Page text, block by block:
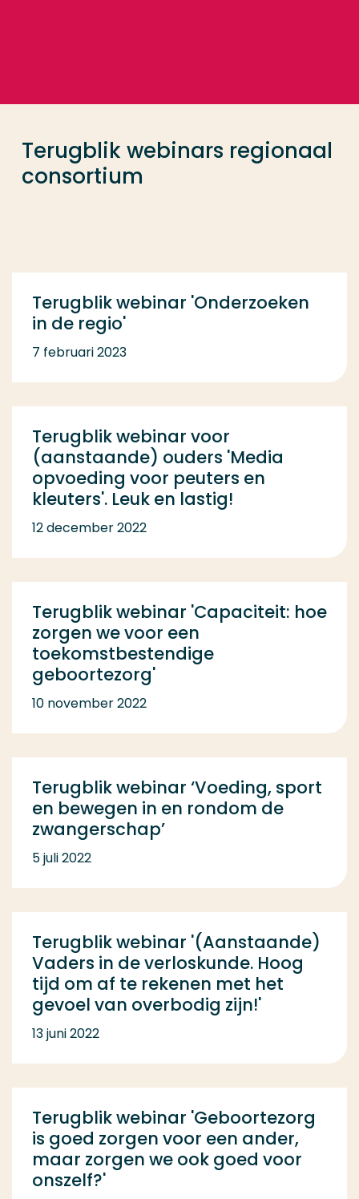
Terugblik webinars regionaal
consortium
Terugblik webinar 'Onderzoeken
in de regio'
7 februari 2023
Terugblik webinar voor
(aanstaande) ouders 'Media
opvoeding voor peuters en
kleuters'. Leuk en lastig!
12 december 2022
Terugblik webinar 'Capaciteit: hoe
zorgen we voor een
toekomstbestendige
geboortezorg'
10 november 2022
Terugblik webinar ‘Voeding, sport
en bewegen in en rondom de
zwangerschap’
5 juli 2022
Terugblik webinar '(Aanstaande)
Vaders in de verloskunde. Hoog
tijd om af te rekenen met het
gevoel van overbodig zijn!'
13 juni 2022
Terugblik webinar 'Geboortezorg
is goed zorgen voor een ander,
maar zorgen we ook goed voor
onszelf?'
Opleiding
Contact